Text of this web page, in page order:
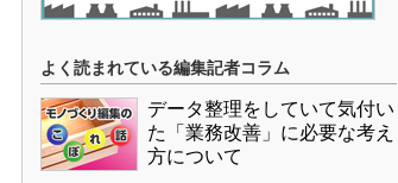
よく読まれている編集記者コラム
データ整理をしていて気付い
た「業務改善」に必要な考え
方について